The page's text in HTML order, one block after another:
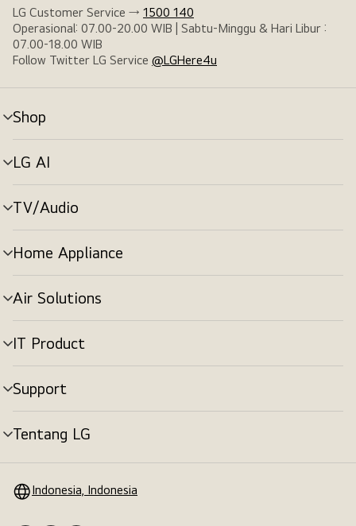
LG Customer Service → 1500 140
Operasional: 07.00-20.00 WIB | Sabtu-Minggu & Hari Libur :
07.00-18.00 WIB
Follow Twitter LG Service @LGHere4u
Shop
tombol
menu
LG AI
tombol
menu
TV/Audio
tombol
menu
Home Appliance
tombol
menu
Air Solutions
tombol
menu
IT Product
tombol
menu
Support
tombol
menu
Tentang LG
tombol
Indonesia, Indonesia